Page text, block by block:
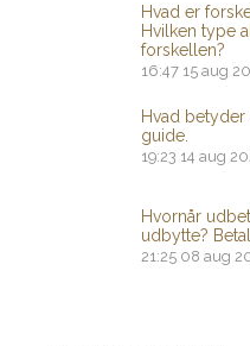
Hvad er
Hvilken type
forskellen?
16:47 15 aug
Hvad
guide.
19:23 14 aug
Hvornår
udbytte?
21:25 08 aug